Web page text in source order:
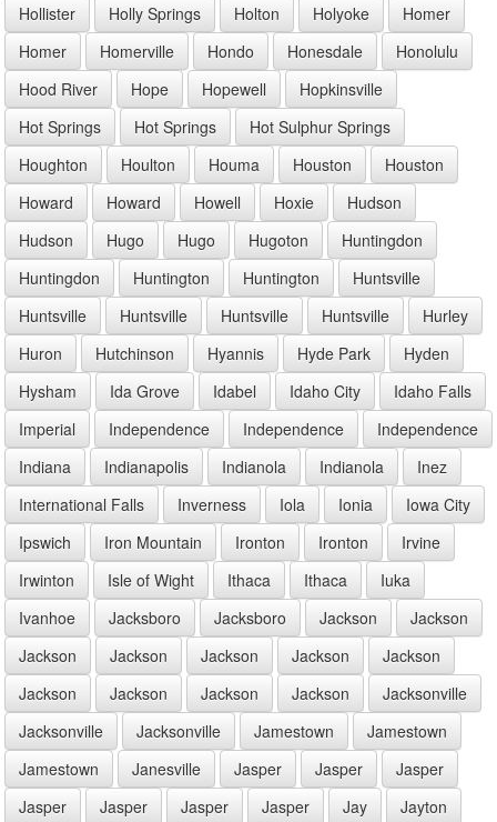
Hollister
Holly Springs Holton Holyoke
Homer
Homer
Homerville Hondo Honesdale
Honolulu
Hood River
Hope Hopewell
Hopkinsville
Hot Springs
Hot Springs
Hot Sulphur Springs
Houghton
Houlton Houma Houston
Houston
Howard
Howard Howell Hoxie
Hudson
Hudson
Hugo Hugo Hugoton
Huntingdon
Huntingdon
Huntington Huntington
Huntsville
Huntsville
Huntsville Huntsville Huntsville
Hurley
Huron
Hutchinson Hyannis Hyde Park
Hyden
Hysham
Ida Grove Idabel Idaho City
Idaho Falls
Imperial
Independence Independence
Independence
Indiana
Indianapolis Indianola Indianola
Inez
International Falls
Inverness Iola Ionia
Iowa City
Ipswich
Iron Mountain Ironton Ironton
Irvine
Irwinton
Isle of Wight Ithaca Ithaca
Iuka
Ivanhoe
Jacksboro Jacksboro Jackson
Jackson
Jackson
Jackson Jackson Jackson
Jackson
Jackson
Jackson Jackson Jackson
Jacksonville
Jacksonville
Jacksonville Jamestown
Jamestown
Jamestown
Janesville Jasper Jasper
Jasper
Jasper
Jasper Jasper Jasper Jay Jayton